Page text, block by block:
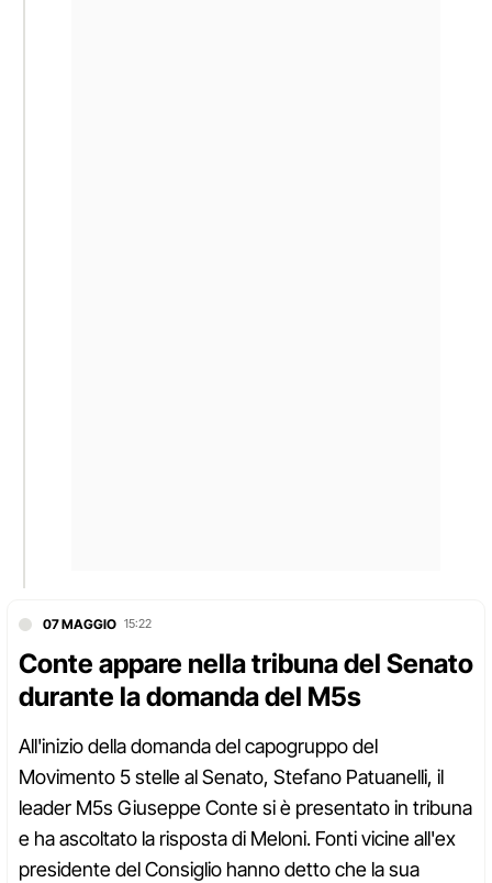
07 MAGGIO 15:22
Conte appare nella tribuna del Senato
durante la domanda del M5s
All'inizio della domanda del capogruppo del
Movimento 5 stelle al Senato, Stefano Patuanelli, il
leader M5s Giuseppe Conte si è presentato in tribuna
e ha ascoltato la risposta di Meloni. Fonti vicine all'ex
presidente del Consiglio hanno detto che la sua